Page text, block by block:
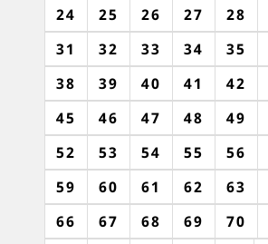
24
25 26 27 28
31
32 33 34 35
38
39 40 41 42
45
46 47 48 49
52
53 54 55 56
59
60 61 62 63
66
67 68 69 70